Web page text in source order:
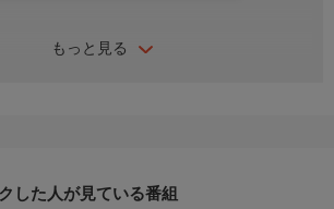
もっと見る
決め込むサンフンだったが、殺人鬼だけは
した人が見ている番組